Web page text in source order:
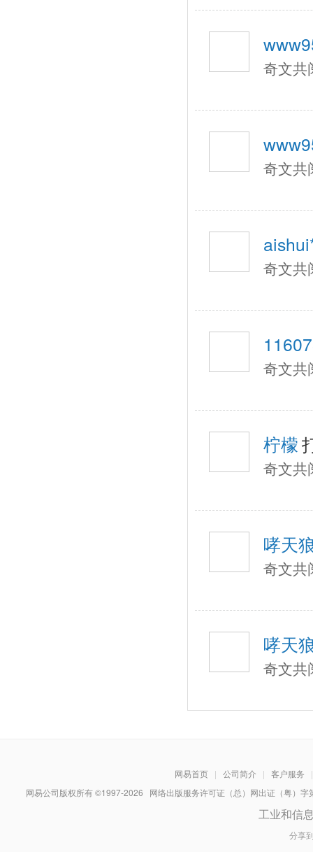
奇文共
奇文共
奇文共
奇文共
柠檬
奇文共
哮天
奇文共
哮天
奇文共
网易首页 | 公司简介 | 客户服务
|
网易公司版权所有 ©1997-2026 网络出版服务许可证（总）网出证（粤）
工业和信
分享